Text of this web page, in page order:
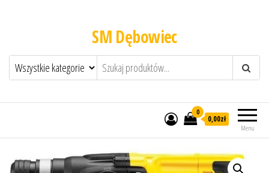
SM Dębowiec
Menu
0
0,00zł